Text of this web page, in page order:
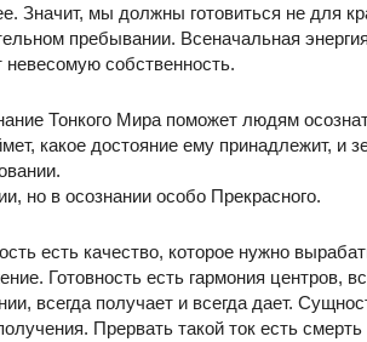
Значит, мы должны готовиться не для
пребывании. Всеначальная
собственность.
Тонкого Мира поможет людям
какое достояние ему принадлежит,
но в осознании особо Прекрасного.
есть качество, которое нужно
Готовность есть гармония центров,
всегда получает и всегда дает.
Прервать такой ток есть